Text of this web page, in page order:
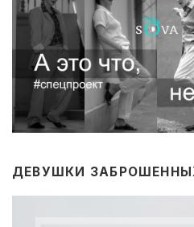
ДЕВУШКИ